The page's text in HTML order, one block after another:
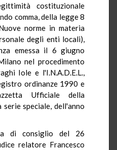
costituzionale
comma, della legge 8
norme in materia
degli enti locali),
emessa il 6 giugno
nel procedimento
Iole e l'I.N.A.D.E.L.,
ordinanze 1990 e
Ufficiale della
serie speciale, dell'anno
di consiglio del 26
relatore Francesco